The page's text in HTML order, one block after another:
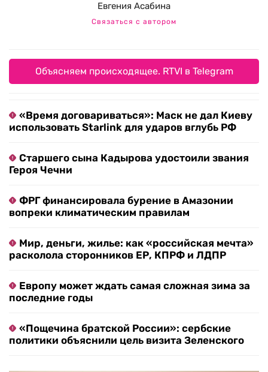
Евгения Асабина
Связаться с автором
Объясняем происходящее. RTVI в Telegram
«Время договариваться»: Маск не дал Киеву
использовать Starlink для ударов вглубь РФ
Старшего сына Кадырова удостоили звания
Героя Чечни
ФРГ финансировала бурение в Амазонии
вопреки климатическим правилам
Мир, деньги, жилье: как «российская мечта»
расколола сторонников ЕР, КПРФ и ЛДПР
Европу может ждать самая сложная зима за
последние годы
«Пощечина братской России»: сербские
политики объяснили цель визита Зеленского